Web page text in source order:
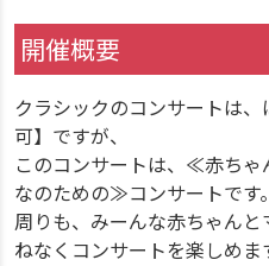
開催概要
クラシックのコンサートは
可】ですが、
このコンサートは、≪赤ち
なのための≫コンサートです。
周りも、みーんな赤ちゃん
ねなくコンサートを楽しめ